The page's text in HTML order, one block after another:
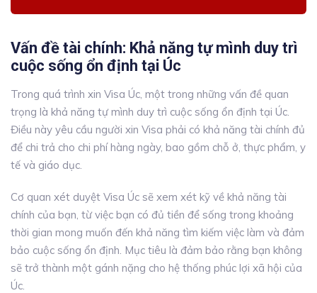
Vấn đề tài chính: Khả năng tự mình duy trì
cuộc sống ổn định tại Úc
Trong quá trình xin Visa Úc, một trong những vấn đề quan
trọng là khả năng tự mình duy trì cuộc sống ổn định tại Úc.
Điều này yêu cầu người xin Visa phải có khả năng tài chính đủ
để chi trả cho chi phí hàng ngày, bao gồm chỗ ở, thực phẩm, y
tế và giáo dục.
Cơ quan xét duyệt Visa Úc sẽ xem xét kỹ về khả năng tài
chính của bạn, từ việc bạn có đủ tiền để sống trong khoảng
thời gian mong muốn đến khả năng tìm kiếm việc làm và đảm
bảo cuộc sống ổn định. Mục tiêu là đảm bảo rằng bạn không
sẽ trở thành một gánh nặng cho hệ thống phúc lợi xã hội của
Úc.